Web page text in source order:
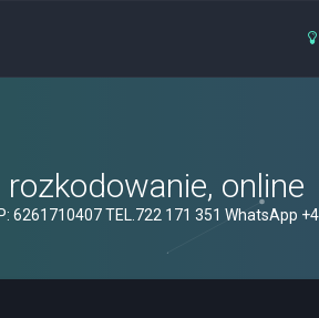
rozkodowanie, online
6261710407 TEL.722 171 351 WhatsApp